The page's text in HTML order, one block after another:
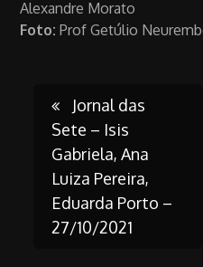
Alexandre Morato
Foto: Prof Getúlio
Post
Jornal das
Sete – Isis
Gabriela, Ana
Luiza Pereira,
Eduarda Porto –
27/10/2021